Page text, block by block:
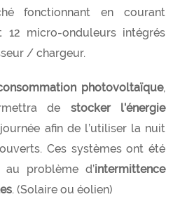
fonctionnant en courant
12 micro-onduleurs intégrés
/ chargeur.
photovoltaïque,
de stocker l’énergie
afin de l’utiliser la nuit
Ces systèmes ont été
problème d’intermittence
. (Solaire ou éolien)